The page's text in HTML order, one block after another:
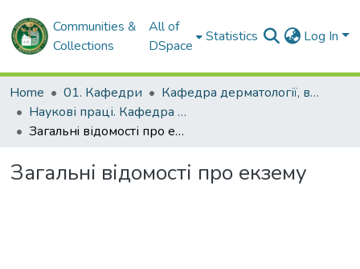
Communities &
Collections
All of
DSpace
Statistics Log In
Home 01. Кафедри
Кафедра дерматології, венерології і СНІДу
Наукові праці. Кафедра дерматології, венерології і СНІДу
Загальнi відомості про екзему
Загальнi відомості про екзему